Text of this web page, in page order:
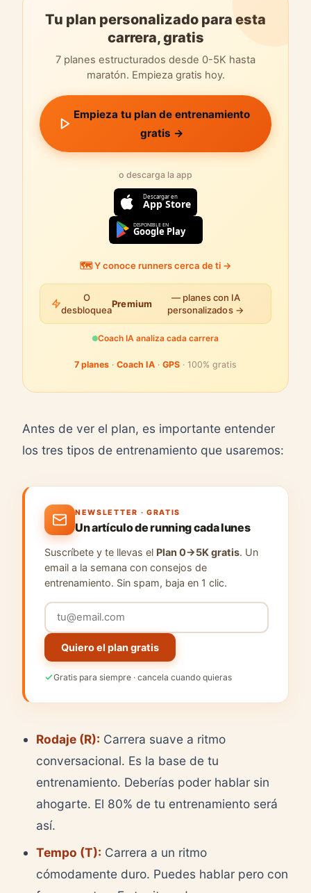
Tu plan personalizado para esta
carrera, gratis
7 planes estructurados desde 0-5K hasta
maratón. Empieza gratis hoy.
Empieza tu plan de entrenamiento
gratis →
o descarga la app
Descargar en
App Store
DISPONIBLE EN
Google Play
🗺️ Y conoce runners cerca de ti →
O
desbloquea
Premium
— planes con IA
personalizados →
Coach IA analiza cada carrera
7 planes · Coach IA · GPS · 100% gratis
Antes de ver el plan, es importante entender
los tres tipos de entrenamiento que usaremos:
NEWSLETTER · GRATIS
Un artículo de running cada lunes
Suscríbete y te llevas el Plan 0→5K gratis. Un
email a la semana con consejos de
entrenamiento. Sin spam, baja en 1 clic.
Quiero el plan gratis
Gratis para siempre · cancela cuando quieras
Rodaje (R): Carrera suave a ritmo
conversacional. Es la base de tu
entrenamiento. Deberías poder hablar sin
ahogarte. El 80% de tu entrenamiento será
así.
Tempo (T): Carrera a un ritmo
cómodamente duro. Puedes hablar pero con